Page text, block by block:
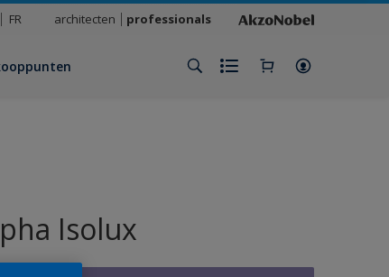
FR architecten professionals
Isolux